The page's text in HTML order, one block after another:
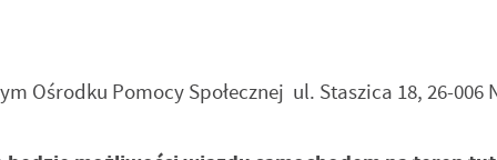
Ośrodku Pomocy Społecznej ul. Staszica 18, 26-006
W dowolnym momencie możesz dokonać zmiany swoich ustawień.